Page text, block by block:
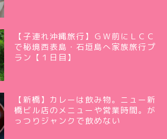
【子連れ沖縄旅行】ＧＷ前にＬＣＣ
で秘境西表島・石垣島へ家族旅行プ
ラン【１日目】
【新橋】カレーは飲み物。ニュー新
橋ビル店のメニューや営業時間。が
っつりジャンクで飲めない